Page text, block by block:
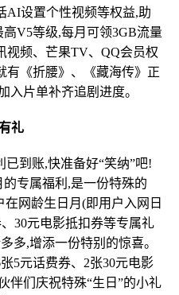
AI设置个性视频等权益,助
V5等级,每月可领3GB流量
视频、芒果TV、QQ会员权
有《折腰》、《藏海传》正
入片单补齐追剧进度。
礼
已到账,快准备好“笑纳”吧!
专属福利,是一份特殊的
网龄生日月(即用户入网日
30元电影抵扣券等专属礼
多,增添一份特别的惊喜。
5元话费券、2张30元电影
伴们庆祝特殊“生日”的小礼